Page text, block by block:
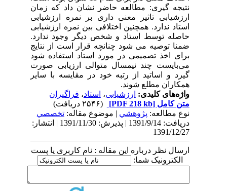
نتیجه گیری: مطالعه حاضر نشان داد که زمان
ارزشیابی تاثیر معنی داری بر نمره ارزشیابی
استاد ندارد. همچنین اختلافی بین نمره ارزشیابی
حاصله توسط استاد و شخص دیگر وجود ندارد.
ضمنا توصیه می شود چنانچه قرار است از نتایج
برای اخذ تصمیمی در مورد استاد استفاده شود
می‌بایست چند نیمسال متوالی ارزیابی صورت
گیرد و اساتید از رتبه خود در مقایسه با سایر
همکاران مطلع شوند.
واژه‌های کلیدی:ارزشیابی،استاد،فراگیران
متن کامل[PDF 218 kb]
نوع مطالعه:پژوهشي| موضوع مقاله:تخصصي
دریافت: 1391/9/14 | پذیرش: 1391/11/30 | انتشار:
1391/12/27
ارسال نظر درباره این مقاله : نام کاربری یا پست
الکترونیک شما: